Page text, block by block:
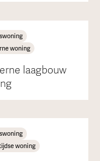
woning
laagbouw
woning